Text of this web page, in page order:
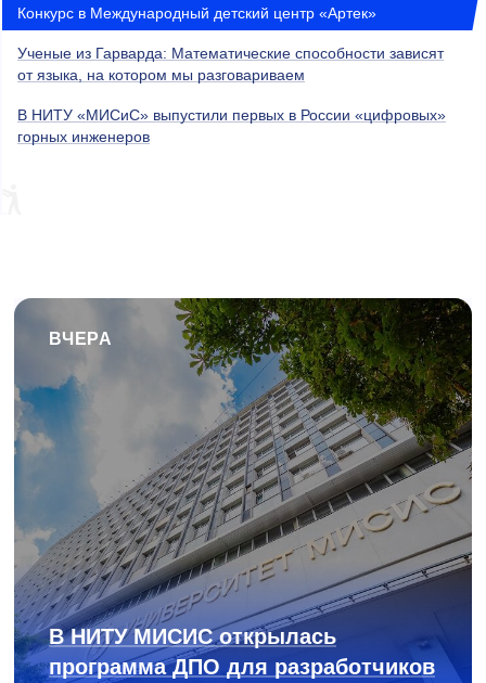
Конкурс в Международный детский центр «Артек»
Ученые из Гарварда: Математические способности зависят
от языка, на котором мы разговариваем
В НИТУ «МИСиС» выпустили первых в России «цифровых»
горных инженеров
ВЧЕРА
В НИТУ МИСИС открылась
программа ДПО для разработчиков